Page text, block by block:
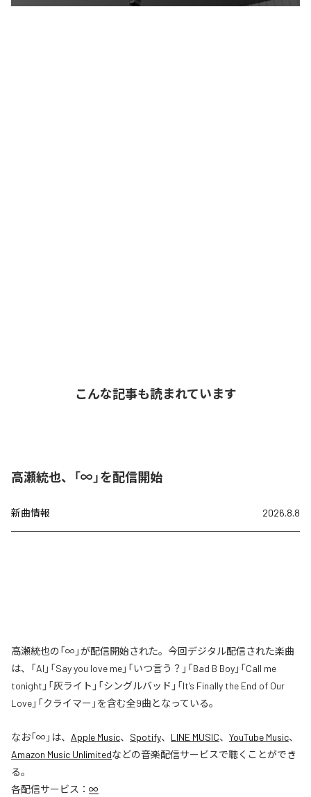
こんな記事も読まれています
高瀬統也、「∞」を配信開始
新曲情報 2026.8.8
高瀬統也の「∞」が配信開始された。今回デジタル配信された楽曲
は、「AI」「Say you love me」「いつ言う？」「Bad B Boy」「Call me
tonight」「灰ライト」「シングルバッド」「It’s Finally the End of Our
Love」「クライマー」を含む全9曲となっている。
なお「∞ 」は、 Apple Music、 Spotify、 LINE MUSIC、 YouTube Music、
Amazon Music Unlimitedなどの音楽配信サービスで聴くことができ
る。
各配信サービス： ∞